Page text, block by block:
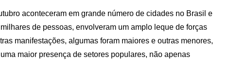
aconteceram em grande número de cidades no Brasil e
de pessoas, envolveram um amplo leque de forças
manifestações, algumas foram maiores e outras menores,
maior presença de setores populares, não apenas